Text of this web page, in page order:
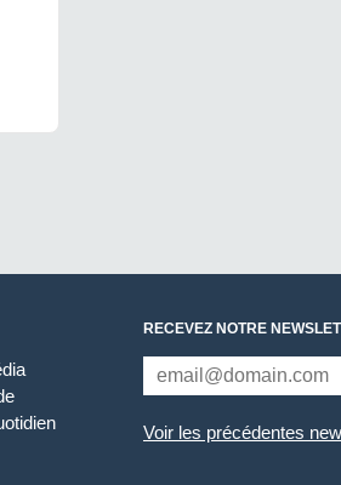
RECEVEZ NOTRE
Voir les précédentes